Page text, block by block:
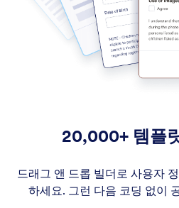
20,000+ 템플
드래그 앤 드롭 빌더로 사용자
하세요. 그런 다음 코딩 없이